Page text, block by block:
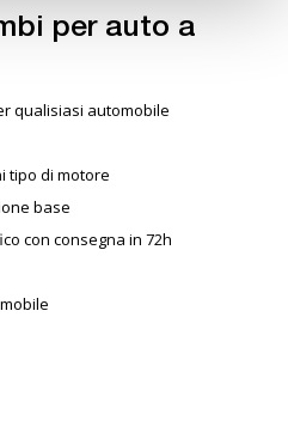
per auto a
qualisiasi automobile
tipo di motore
base
con consegna in 72h